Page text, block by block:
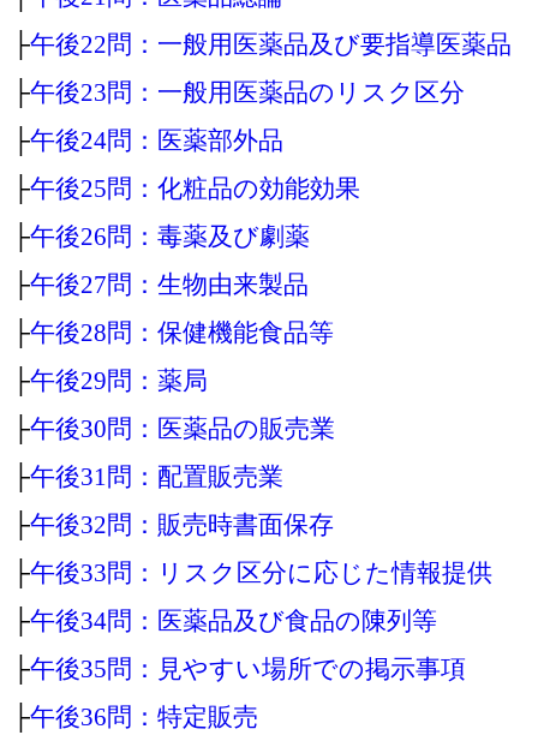
├午後22問：一般用医薬品及び要指導医薬品
├午後23問：一般用医薬品のリスク区分
├午後24問：医薬部外品
├午後25問：化粧品の効能効果
├午後26問：毒薬及び劇薬
├午後27問：生物由来製品
├午後28問：保健機能食品等
├午後29問：薬局
├午後30問：医薬品の販売業
├午後31問：配置販売業
├午後32問：販売時書面保存
├午後33問：リスク区分に応じた情報提供
├午後34問：医薬品及び食品の陳列等
├午後35問：見やすい場所での掲示事項
├午後36問：特定販売